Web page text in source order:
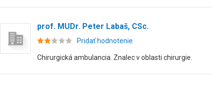
prof. MUDr. Peter Labaš, CSc.
Pridať hodnotenie
Chirurgická ambulancia. Znalec v oblasti chirurgie.